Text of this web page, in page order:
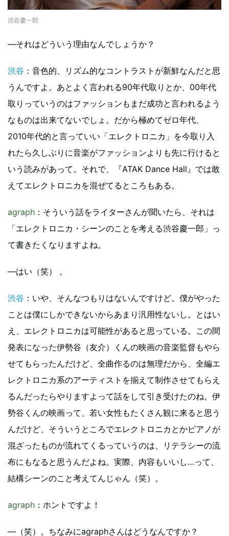
渋谷慶一郎
―それはどういう理由なんでしょうか？
渋谷 ：音色的、リズム的なコントラストが新鮮なんだと思
うんですよ。あとよく言われる90年代取りとか、00年代
取りっていうのはファッションもまだ成功と言われるよう
なものは出来てないでしょ。だから極めてゼロ年代、
2010年代的と言っていい「エレクトロニカ」を今取り入
れたら久しぶりに音楽がファッションよりも先に行けると
いう読みがあって。それで、『ATAK Dance Hall』では敢
えてエレクトロニカを混ぜてるところもある。
agraph ：そういう話をライターさんが聞いたら、それは
「エレクトロニカ・シーンのことを考える渋谷慶一郎」っ
て書きたくなりますよね。
―はい（笑） 。
渋谷 ：いや、そんなつもりはないんですけど。僕がやった
ことは僕にしかできないからあまり汎用性ないし。とはい
え、エレクトロニカは可能性があると思っている。この間
発表になった伊勢谷（友介）くんの映画の音楽監督もやら
せてもらったんだけど、全曲作るのは無理だから、全編エ
レクトロニカ系のアーティストを揃えて制作させてもらえ
るんだったらやりますよって話をして引き受けたのね。伊
勢谷くんの映画って、若い女性もたくさん観に来ると思う
んだけど、そういうところでエレクトロニカとかピアノが
混ざったものが流れてくるっていうのは、リテラシーの流
布にもなると思うんだよね。実際、内容もいいし…って、
結構シーンのこと考えてんじゃん（笑）。
agraph ：ホントですよ！
―（笑）。ちなみにagraphさんはどうなんですか？